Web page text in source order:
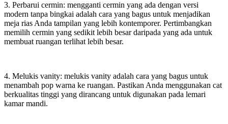
3. Perbarui cermin: mengganti cermin yang ada dengan versi
modern tanpa bingkai adalah cara yang bagus untuk menjadikan
meja rias Anda tampilan yang lebih kontemporer. Pertimbangkan
memilih cermin yang sedikit lebih besar daripada yang ada untuk
membuat ruangan terlihat lebih besar.
4. Melukis vanity: melukis vanity adalah cara yang bagus untuk
menambah pop warna ke ruangan. Pastikan Anda menggunakan cat
berkualitas tinggi yang dirancang untuk digunakan pada lemari
kamar mandi.